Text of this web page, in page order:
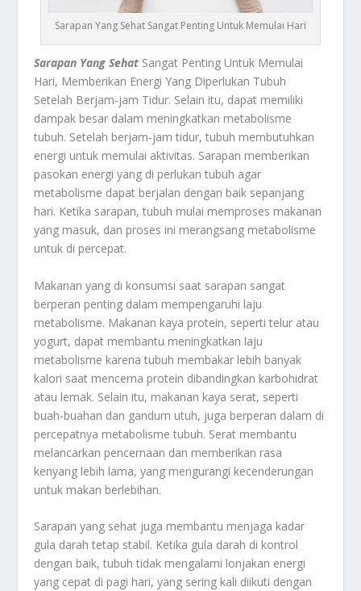
Sarapan Yang Sehat Sangat Penting Untuk Memulai Hari
Sarapan Yang Sehat Sangat Penting Untuk Memulai
Hari, Memberikan Energi Yang Diperlukan Tubuh
Setelah Berjam-jam Tidur. Selain itu, dapat memiliki
dampak besar dalam meningkatkan metabolisme
tubuh. Setelah berjam-jam tidur, tubuh membutuhkan
energi untuk memulai aktivitas. Sarapan memberikan
pasokan energi yang di perlukan tubuh agar
metabolisme dapat berjalan dengan baik sepanjang
hari. Ketika sarapan, tubuh mulai memproses makanan
yang masuk, dan proses ini merangsang metabolisme
untuk di percepat.
Makanan yang di konsumsi saat sarapan sangat
berperan penting dalam mempengaruhi laju
metabolisme. Makanan kaya protein, seperti telur atau
yogurt, dapat membantu meningkatkan laju
metabolisme karena tubuh membakar lebih banyak
kalori saat mencerna protein dibandingkan karbohidrat
atau lemak. Selain itu, makanan kaya serat, seperti
buah-buahan dan gandum utuh, juga berperan dalam di
percepatnya metabolisme tubuh. Serat membantu
melancarkan pencernaan dan memberikan rasa
kenyang lebih lama, yang mengurangi kecenderungan
untuk makan berlebihan.
Sarapan yang sehat juga membantu menjaga kadar
gula darah tetap stabil. Ketika gula darah di kontrol
dengan baik, tubuh tidak mengalami lonjakan energi
yang cepat di pagi hari, yang sering kali diikuti dengan